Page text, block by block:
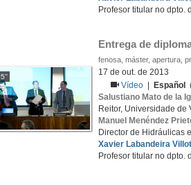
Profesor titular no dpto.
Entrega de
fenosa, máster, apertura,
17 de out. de 2013
Vídeo
Español
Salustiano Mato de la
Reitor, Universidade de
Manuel Menéndez
Director de Hidráulicas
Xavier Labandeira Villot
Profesor titular no dpto.